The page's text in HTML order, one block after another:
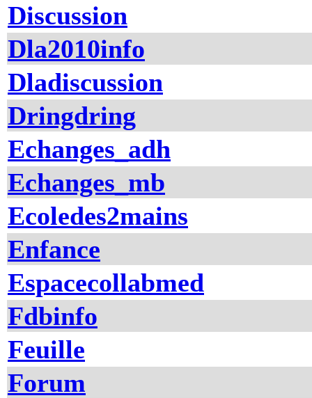
Discussion
Dla2010info
Dladiscussion
Dringdring
Echanges_adh
Echanges_mb
Ecoledes2mains
Enfance
Espacecollabmed
Fdbinfo
Feuille
Forum